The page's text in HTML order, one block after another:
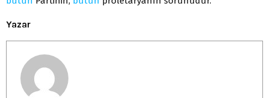
Yazar